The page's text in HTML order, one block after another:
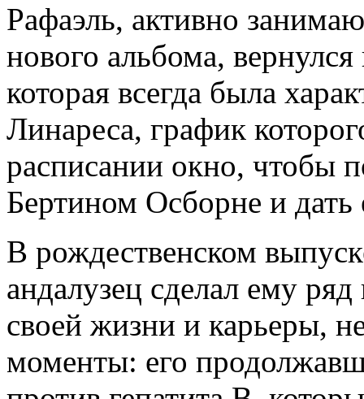
Рафаэль, активно
нового альбома,
которая всегда была
Линареса, график
расписании окно, чтобы
Бертином Осборне и
В рождественском
андалузец сделал ему
своей жизни и карьеры,
моменты: его